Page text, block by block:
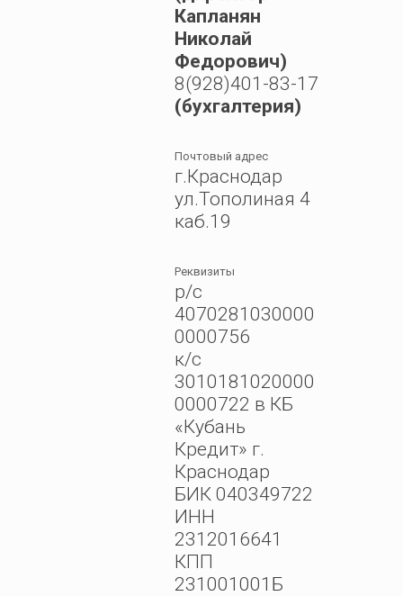
Капланян
Николай
Федорович)
8(928)401-83-17
(бухгалтерия)
Почтовый адрес
г.Краснодар
ул.Тополиная 4
каб.19
Реквизиты
р/с
4070281030000
0000756
к/с
3010181020000
0000722 в КБ
«Кубань
Кредит» г.
Краснодар
БИК 040349722
ИНН
2312016641
КПП
231001001Б